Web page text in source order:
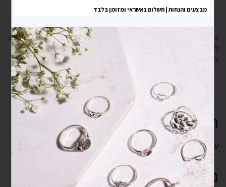
כל התכשיטים מיוצרים בישראל מכסף אמיתי 925 ומגיעים עם תעודת אחריות
לשנה. במידה ולא תהיי מרוצה מהזמנתך ניתן תמיד לבצע החלפה והחזרה
בקלות
מידע נוסף
תיאור
עגילים צמודים ירח מכסף אמיתי 925
מידע נוסף